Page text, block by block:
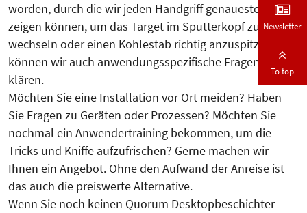
worden, durch die wir jeden Handgriff genauestens
zeigen können, um das Target im Sputterkopf zu
wechseln oder einen Kohlestab richtig anzuspitzen. So
können wir auch anwendungsspezifische Fragen gut
klären.
Möchten Sie eine Installation vor Ort meiden? Haben
Sie Fragen zu Geräten oder Prozessen? Möchten Sie
nochmal ein Anwendertraining bekommen, um die
Tricks und Kniffe aufzufrischen? Gerne machen wir
Ihnen ein Angebot. Ohne den Aufwand der Anreise ist
das auch die preiswerte Alternative.
Wenn Sie noch keinen Quorum Desktopbeschichter
Newsletter
To top